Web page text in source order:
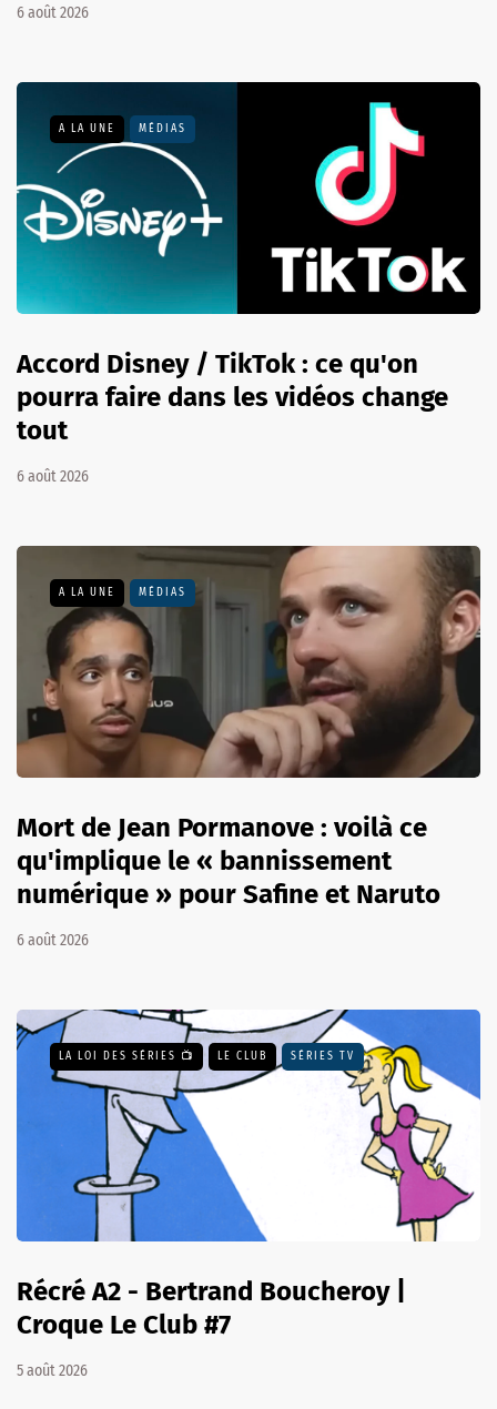
6 août 2026
A LA UNE MÉDIAS
Accord Disney / TikTok : ce qu'on
pourra faire dans les vidéos change
tout
6 août 2026
A LA UNE MÉDIAS
Mort de Jean Pormanove : voilà ce
qu'implique le « bannissement
numérique » pour Safine et Naruto
6 août 2026
LA LOI DES SÉRIES 📺 LE CLUB SÉRIES TV
Récré A2 - Bertrand Boucheroy |
Croque Le Club #7
5 août 2026